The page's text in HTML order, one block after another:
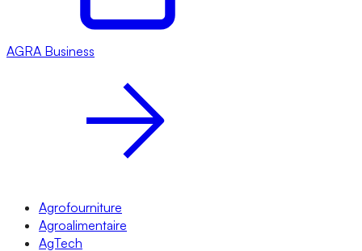
AGRA Business
Agrofourniture
Agroalimentaire
AgTech